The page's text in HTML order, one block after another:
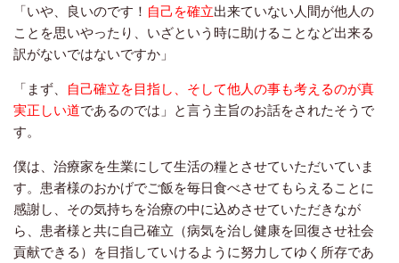
「いや、良いのです！ 自己を確立出来ていない人間が他人の
ことを思いやったり、いざという時に助けることなど出来る
訳がないではないですか」
「まず、
自己確立を目指し、そして他人の事も考えるのが真
実正しい道であるのでは」と言う主旨のお話をされたそうで
す。
僕は、治療家を生業にして生活の糧とさせていただいていま
す。患者様のおかげでご飯を毎日食べさせてもらえることに
感謝し、その気持ちを治療の中に込めさせていただきなが
ら、患者様と共に自己確立（病気を治し健康を回復させ社会
貢献できる）を目指していけるように努力してゆく所存であ